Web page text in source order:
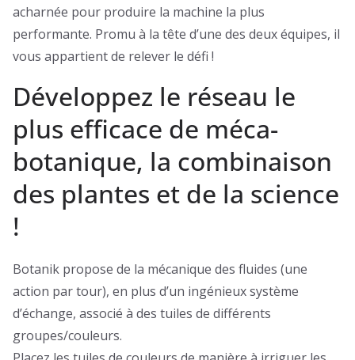
acharnée pour produire la machine la plus
performante. Promu à la tête d’une des deux équipes, il
vous appartient de relever le défi !
Développez le réseau le
plus efficace de méca-
botanique, la combinaison
des plantes et de la science
!
Botanik propose de la mécanique des fluides (une
action par tour), en plus d’un ingénieux système
d’échange, associé à des tuiles de différents
groupes/couleurs.